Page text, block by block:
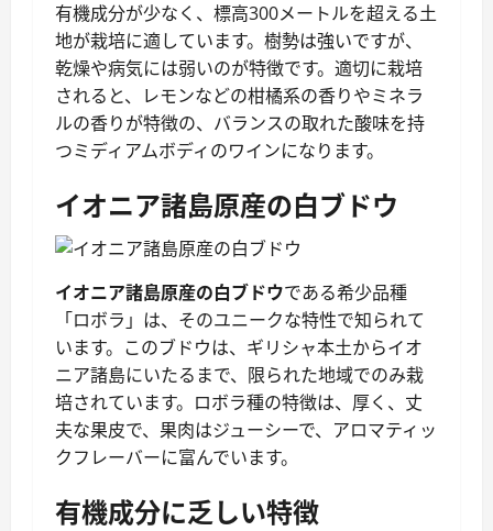
有機成分が少なく、標高300メートルを超える土
地が栽培に適しています。樹勢は強いですが、
乾燥や病気には弱いのが特徴です。適切に栽培
されると、レモンなどの柑橘系の香りやミネラ
ルの香りが特徴の、バランスの取れた酸味を持
つミディアムボディのワインになります。
イオニア諸島原産の白ブドウ
イオニア諸島原産の白ブドウである希少品種
「ロボラ」は、そのユニークな特性で知られて
います。このブドウは、ギリシャ本土からイオ
ニア諸島にいたるまで、限られた地域でのみ栽
培されています。ロボラ種の特徴は、厚く、丈
夫な果皮で、果肉はジューシーで、アロマティッ
クフレーバーに富んでいます。
有機成分に乏しい特徴